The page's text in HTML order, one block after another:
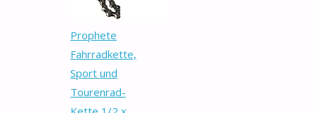
Prophete
Fahrradkette,
Sport und
Tourenrad-